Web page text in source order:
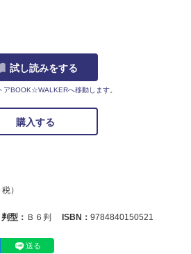
試し読みをする
BOOK☆WALKERへ移動します。
購入する
）
判型： Ｂ６判 ISBN： 9784840150521
送る